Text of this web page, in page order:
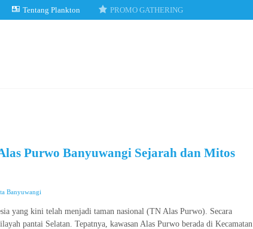
Tentang Plankton PROMO GATHERING
Purwo Banyuwangi Sejarah dan Mitos
Banyuwangi
yang kini telah menjadi taman nasional (TN Alas Purwo). Secara
pantai Selatan. Tepatnya, kawasan Alas Purwo berada di Kecamatan